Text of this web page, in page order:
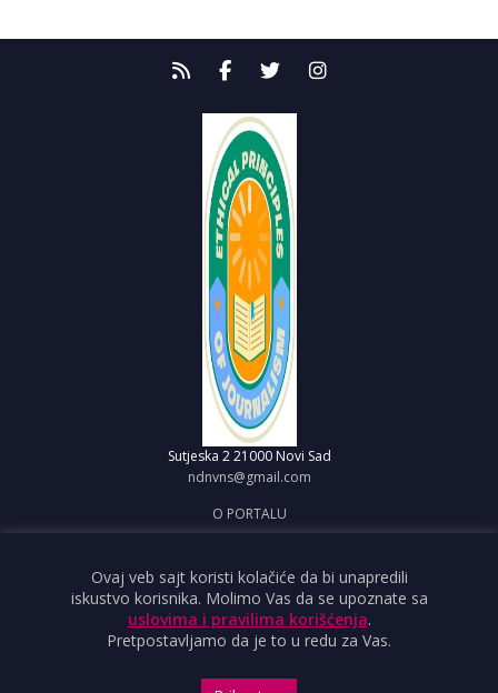
Sutjeska 2 21000 Novi Sad
ndnvns@gmail.com
O PORTALU
OBJAVI VEST
USLOVI KORIŠĆENJA
Ovaj veb sajt koristi kolačiće da bi unapredili
iskustvo korisnika. Molimo Vas da se upoznate sa
uslovima i pravilima korišćenja.
Pretpostavljamo da je to u redu za Vas.